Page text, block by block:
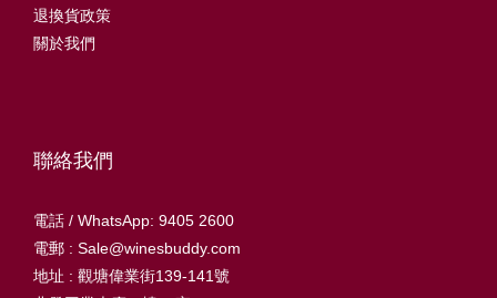
退換貨政策
關於我們
聯絡我們
電話 / WhatsApp: 9405 2600
電郵 : Sale@winesbuddy.com
地址 : 觀塘偉業街139-141號